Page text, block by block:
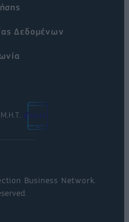
Δεδομένων
Business Network.